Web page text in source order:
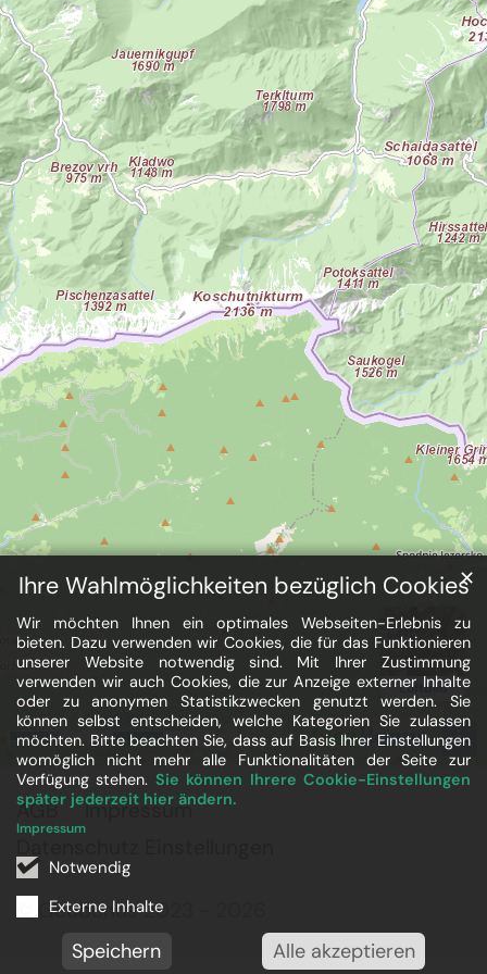
Ihre Wahlmöglichkeiten bezüglich Cookies
Wir möchten Ihnen ein optimales Webseiten-Erlebnis zu
bieten. Dazu verwenden wir Cookies, die für das Funktionieren
unserer Website notwendig sind. Mit Ihrer Zustimmung
verwenden wir auch Cookies, die zur Anzeige externer Inhalte
oder zu anonymen Statistikzwecken genutzt werden. Sie
können selbst entscheiden, welche Kategorien Sie zulassen
möchten. Bitte beachten Sie, dass auf Basis Ihrer Einstellungen
womöglich nicht mehr alle Funktionalitäten der Seite zur
Verfügung stehen. Sie können Ihrere Cookie-Einstellungen
später jederzeit hier ändern.
Notwendig
Externe Inhalte
Speichern Alle akzeptieren
✕
Impressum
AGB
Impressum
© Geobonus 2023 - 2026